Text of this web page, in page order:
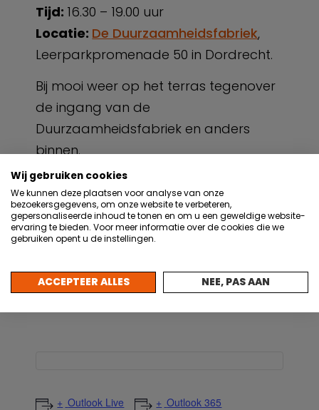
Tijd: 16.30 – 19.00 uur
Locatie: De Duurzaamheidsfabriek,
Leerparkpromenade 50 in Dordrecht.
Bij mooi weer op het terras tegenover
de ingang van de
Duurzaamheidsfabriek en anders
binnen.
Mis deze gelegenheid niet en meld je
snel aan via onderstaande link. We
kijken ernaar uit om je weer te
ontmoeten en samen te genieten van
een gezellige netwerkbijeenkomst!
Meld je hier aan voor de Zomer BBQ
Outlook Live Outlook 365
Wij gebruiken cookies
We kunnen deze plaatsen voor analyse van onze
bezoekersgegevens, om onze website te verbeteren,
gepersonaliseerde inhoud te tonen en om u een geweldige website-
ervaring te bieden. Voor meer informatie over de cookies die we
gebruiken opent u de instellingen.
ACCEPTEER ALLES NEE, PAS AAN